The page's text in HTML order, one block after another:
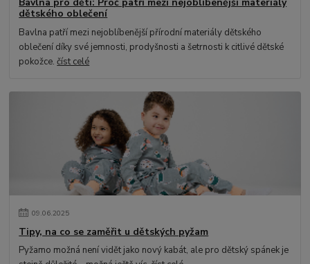
Bavlna pro děti: Proč patří mezi nejoblíbenější materiály
dětského oblečení
Bavlna patří mezi nejoblíbenější přírodní materiály dětského
oblečení díky své jemnosti, prodyšnosti a šetrnosti k citlivé dětské
pokožce.číst celé
09.06.2025
Tipy, na co se zaměřit u dětských pyžam
Pyžamo možná není vidět jako nový kabát, ale pro dětský spánek je